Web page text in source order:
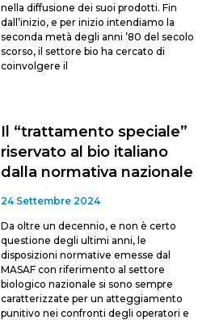
nella diffusione dei suoi prodotti. Fin
dall’inizio, e per inizio intendiamo la
seconda metà degli anni ’80 del secolo
scorso, il settore bio ha cercato di
coinvolgere il
Il “trattamento speciale”
riservato al bio italiano
dalla normativa nazionale
24 Settembre 2024
Da oltre un decennio, e non è certo
questione degli ultimi anni, le
disposizioni normative emesse dal
MASAF con riferimento al settore
biologico nazionale si sono sempre
caratterizzate per un atteggiamento
punitivo nei confronti degli operatori e